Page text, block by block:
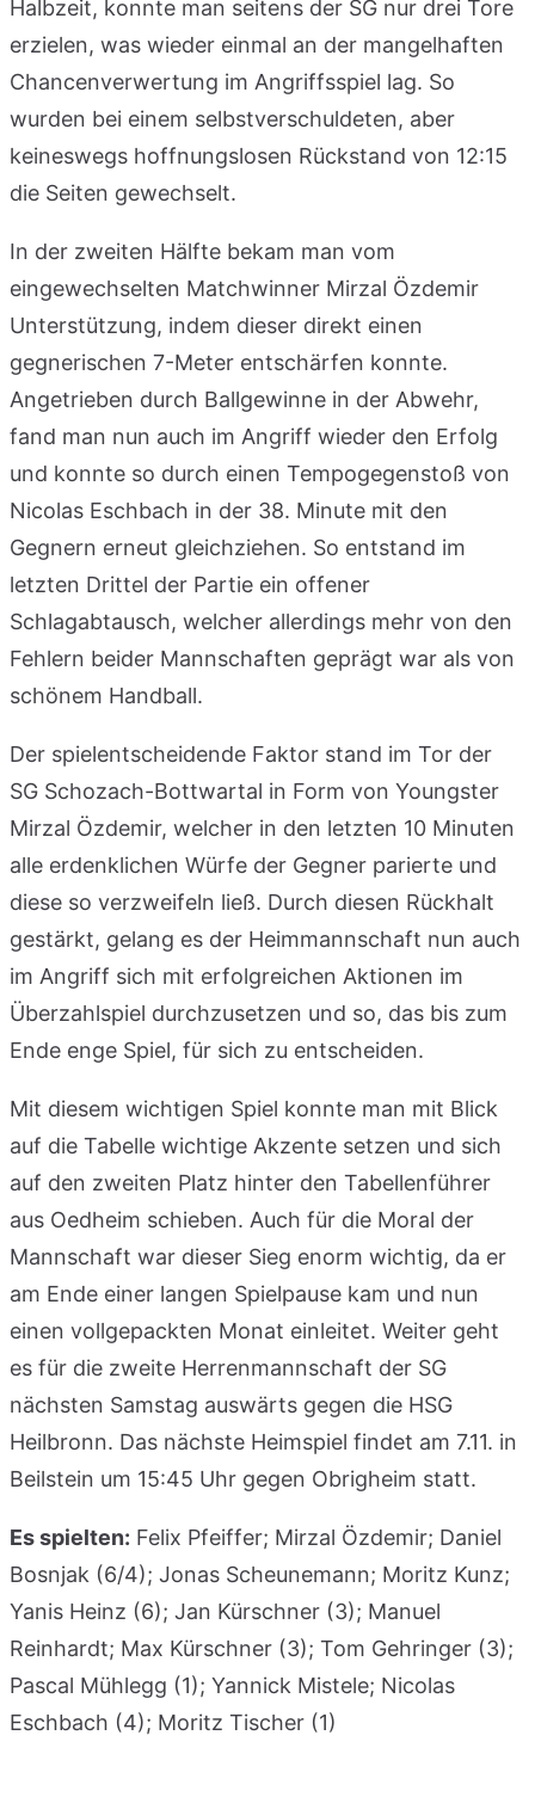
Halbzeit, konnte man seitens der SG nur drei Tore
erzielen, was wieder einmal an der mangelhaften
Chancenverwertung im Angriffsspiel lag. So
wurden bei einem selbstverschuldeten, aber
keineswegs hoffnungslosen Rückstand von 12:15
die Seiten gewechselt.
In der zweiten Hälfte bekam man vom
eingewechselten Matchwinner Mirzal Özdemir
Unterstützung, indem dieser direkt einen
gegnerischen 7-Meter entschärfen konnte.
Angetrieben durch Ballgewinne in der Abwehr,
fand man nun auch im Angriff wieder den Erfolg
und konnte so durch einen Tempogegenstoß von
Nicolas Eschbach in der 38. Minute mit den
Gegnern erneut gleichziehen. So entstand im
letzten Drittel der Partie ein offener
Schlagabtausch, welcher allerdings mehr von den
Fehlern beider Mannschaften geprägt war als von
schönem Handball.
Der spielentscheidende Faktor stand im Tor der
SG Schozach-Bottwartal in Form von Youngster
Mirzal Özdemir, welcher in den letzten 10 Minuten
alle erdenklichen Würfe der Gegner parierte und
diese so verzweifeln ließ. Durch diesen Rückhalt
gestärkt, gelang es der Heimmannschaft nun auch
im Angriff sich mit erfolgreichen Aktionen im
Überzahlspiel durchzusetzen und so, das bis zum
Ende enge Spiel, für sich zu entscheiden.
Mit diesem wichtigen Spiel konnte man mit Blick
auf die Tabelle wichtige Akzente setzen und sich
auf den zweiten Platz hinter den Tabellenführer
aus Oedheim schieben. Auch für die Moral der
Mannschaft war dieser Sieg enorm wichtig, da er
am Ende einer langen Spielpause kam und nun
einen vollgepackten Monat einleitet. Weiter geht
es für die zweite Herrenmannschaft der SG
nächsten Samstag auswärts gegen die HSG
Heilbronn. Das nächste Heimspiel findet am 7.11. in
Beilstein um 15:45 Uhr gegen Obrigheim statt.
Es spielten: Felix Pfeiffer; Mirzal Özdemir; Daniel
Bosnjak (6/4); Jonas Scheunemann; Moritz Kunz;
Yanis Heinz (6); Jan Kürschner (3); Manuel
Reinhardt; Max Kürschner (3); Tom Gehringer (3);
Pascal Mühlegg (1); Yannick Mistele; Nicolas
Eschbach (4); Moritz Tischer (1)